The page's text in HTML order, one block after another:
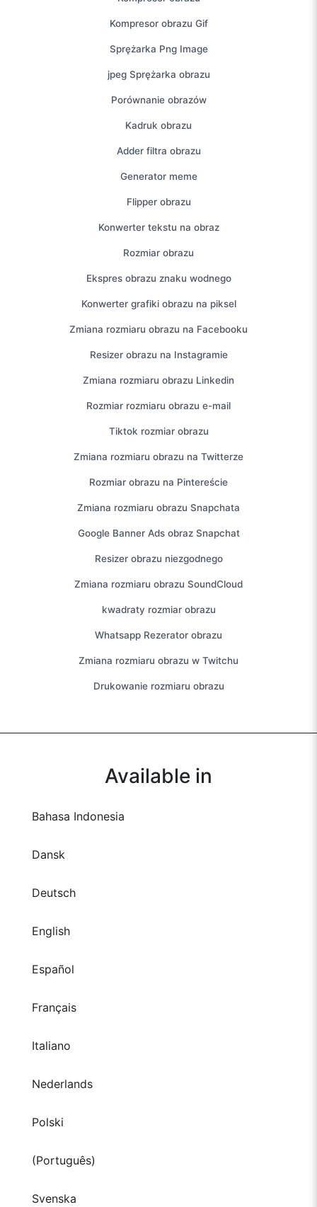
Kompresor obrazu Gif
Sprężarka Png Image
jpeg Sprężarka obrazu
Porównanie obrazów
Kadruk obrazu
Adder filtra obrazu
Generator meme
Flipper obrazu
Konwerter tekstu na obraz
Rozmiar obrazu
Ekspres obrazu znaku wodnego
Konwerter grafiki obrazu na piksel
Zmiana rozmiaru obrazu na Facebooku
Resizer obrazu na Instagramie
Zmiana rozmiaru obrazu Linkedin
Rozmiar rozmiaru obrazu e-mail
Tiktok rozmiar obrazu
Zmiana rozmiaru obrazu na Twitterze
Rozmiar obrazu na Pintereście
Zmiana rozmiaru obrazu Snapchata
Google Banner Ads obraz Snapchat
Resizer obrazu niezgodnego
Zmiana rozmiaru obrazu SoundCloud
kwadraty rozmiar obrazu
Whatsapp Rezerator obrazu
Zmiana rozmiaru obrazu w Twitchu
Drukowanie rozmiaru obrazu
Available in
Bahasa Indonesia
Dansk
Deutsch
English
Español
Français
Italiano
Nederlands
Polski
(Português)
Svenska